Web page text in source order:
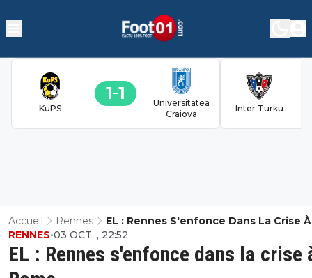
KuPS
1 1
Universitatea
Craiova
Inter Turku
Accueil Rennes
EL : Rennes S'enfonce Dans La Crise À
Rome
EL : Rennes s'enfonce dans la crise
RENNES•03 OCT. , 22:52